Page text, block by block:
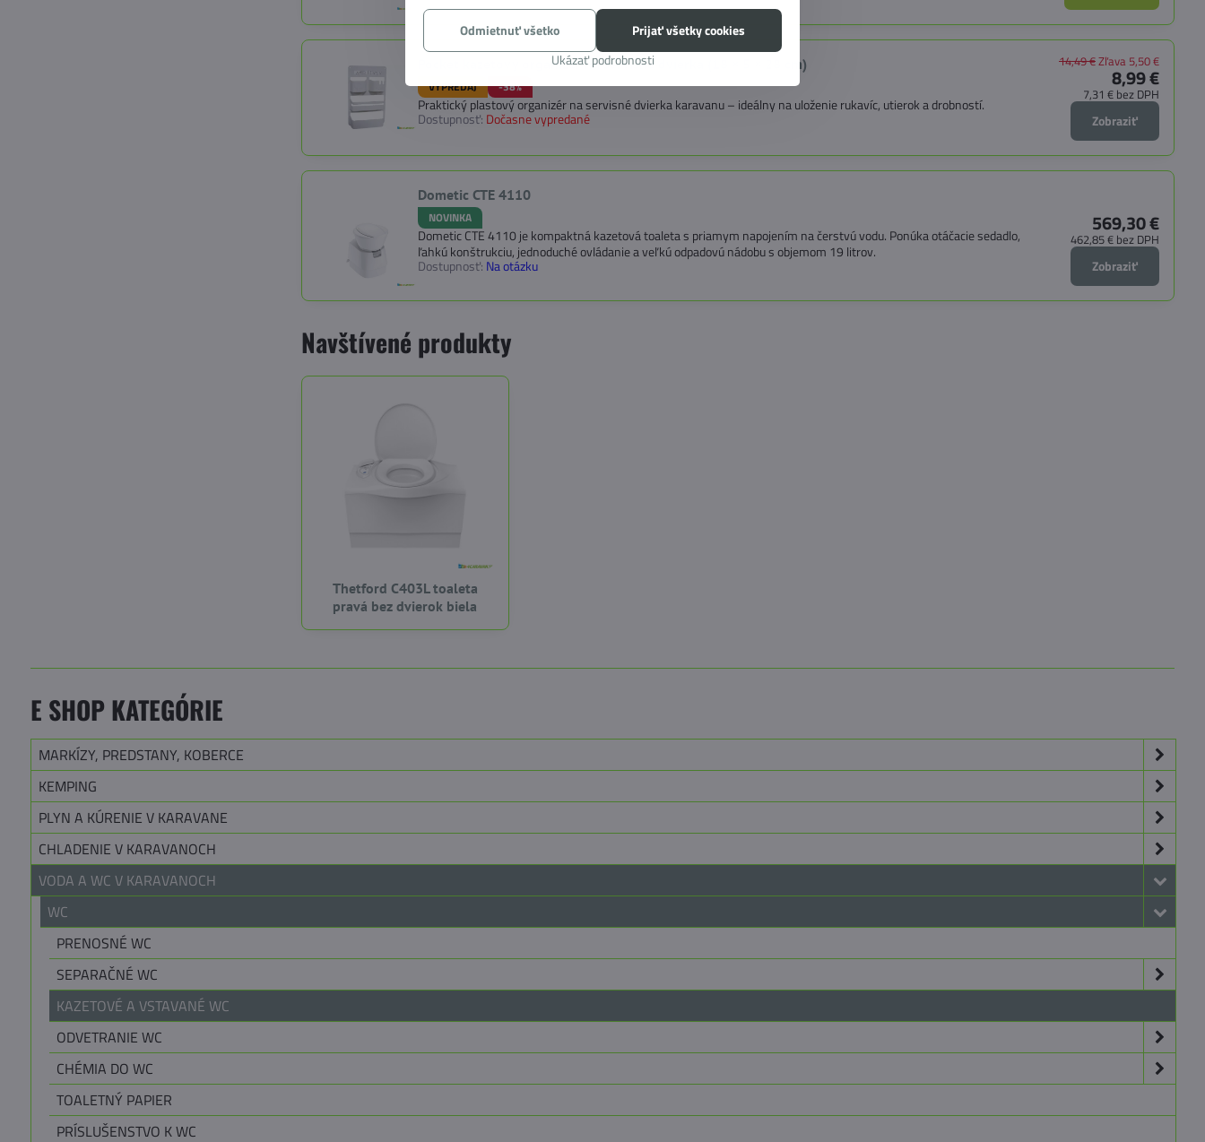
Pocket kazetový organizér na servisné dvierka (18 × 5 × 28 cm)
VÝPREDAJ -38%
Praktický plastový organizér na servisné dvierka karavanu – ideálny na uloženie rukavíc, utierok a drobností.
Dostupnosť: Dočasne vypredané
8,99 €
7,31 € bez DPH
14,49 €Zľava 5,50 €
Zobraziť
Dometic CTE 4110
NOVINKA
Dometic CTE 4110 je kompaktná kazetová toaleta s priamym napojením na čerstvú vodu. Ponúka otáčacie sedadlo,
ľahkú konštrukciu, jednoduché ovládanie a veľkú odpadovú nádobu s objemom 19 litrov.
Dostupnosť: Na otázku
569,30 €
462,85 € bez DPH
Zobraziť
Navštívené produkty
Thetford C403L toaleta
pravá bez dvierok biela
E SHOP KATEGÓRIE
MARKÍZY, PREDSTANY, KOBERCE
KEMPING
PLYN A KÚRENIE V KARAVANE
CHLADENIE V KARAVANOCH
VODA A WC V KARAVANOCH
WC
PRENOSNÉ WC
SEPARAČNÉ WC
KAZETOVÉ A VSTAVANÉ WC
ODVETRANIE WC
CHÉMIA DO WC
TOALETNÝ PAPIER
PRÍSLUŠENSTVO K WC
Ukázať podrobnosti
Prijať všetky cookies
Odmietnuť všetko